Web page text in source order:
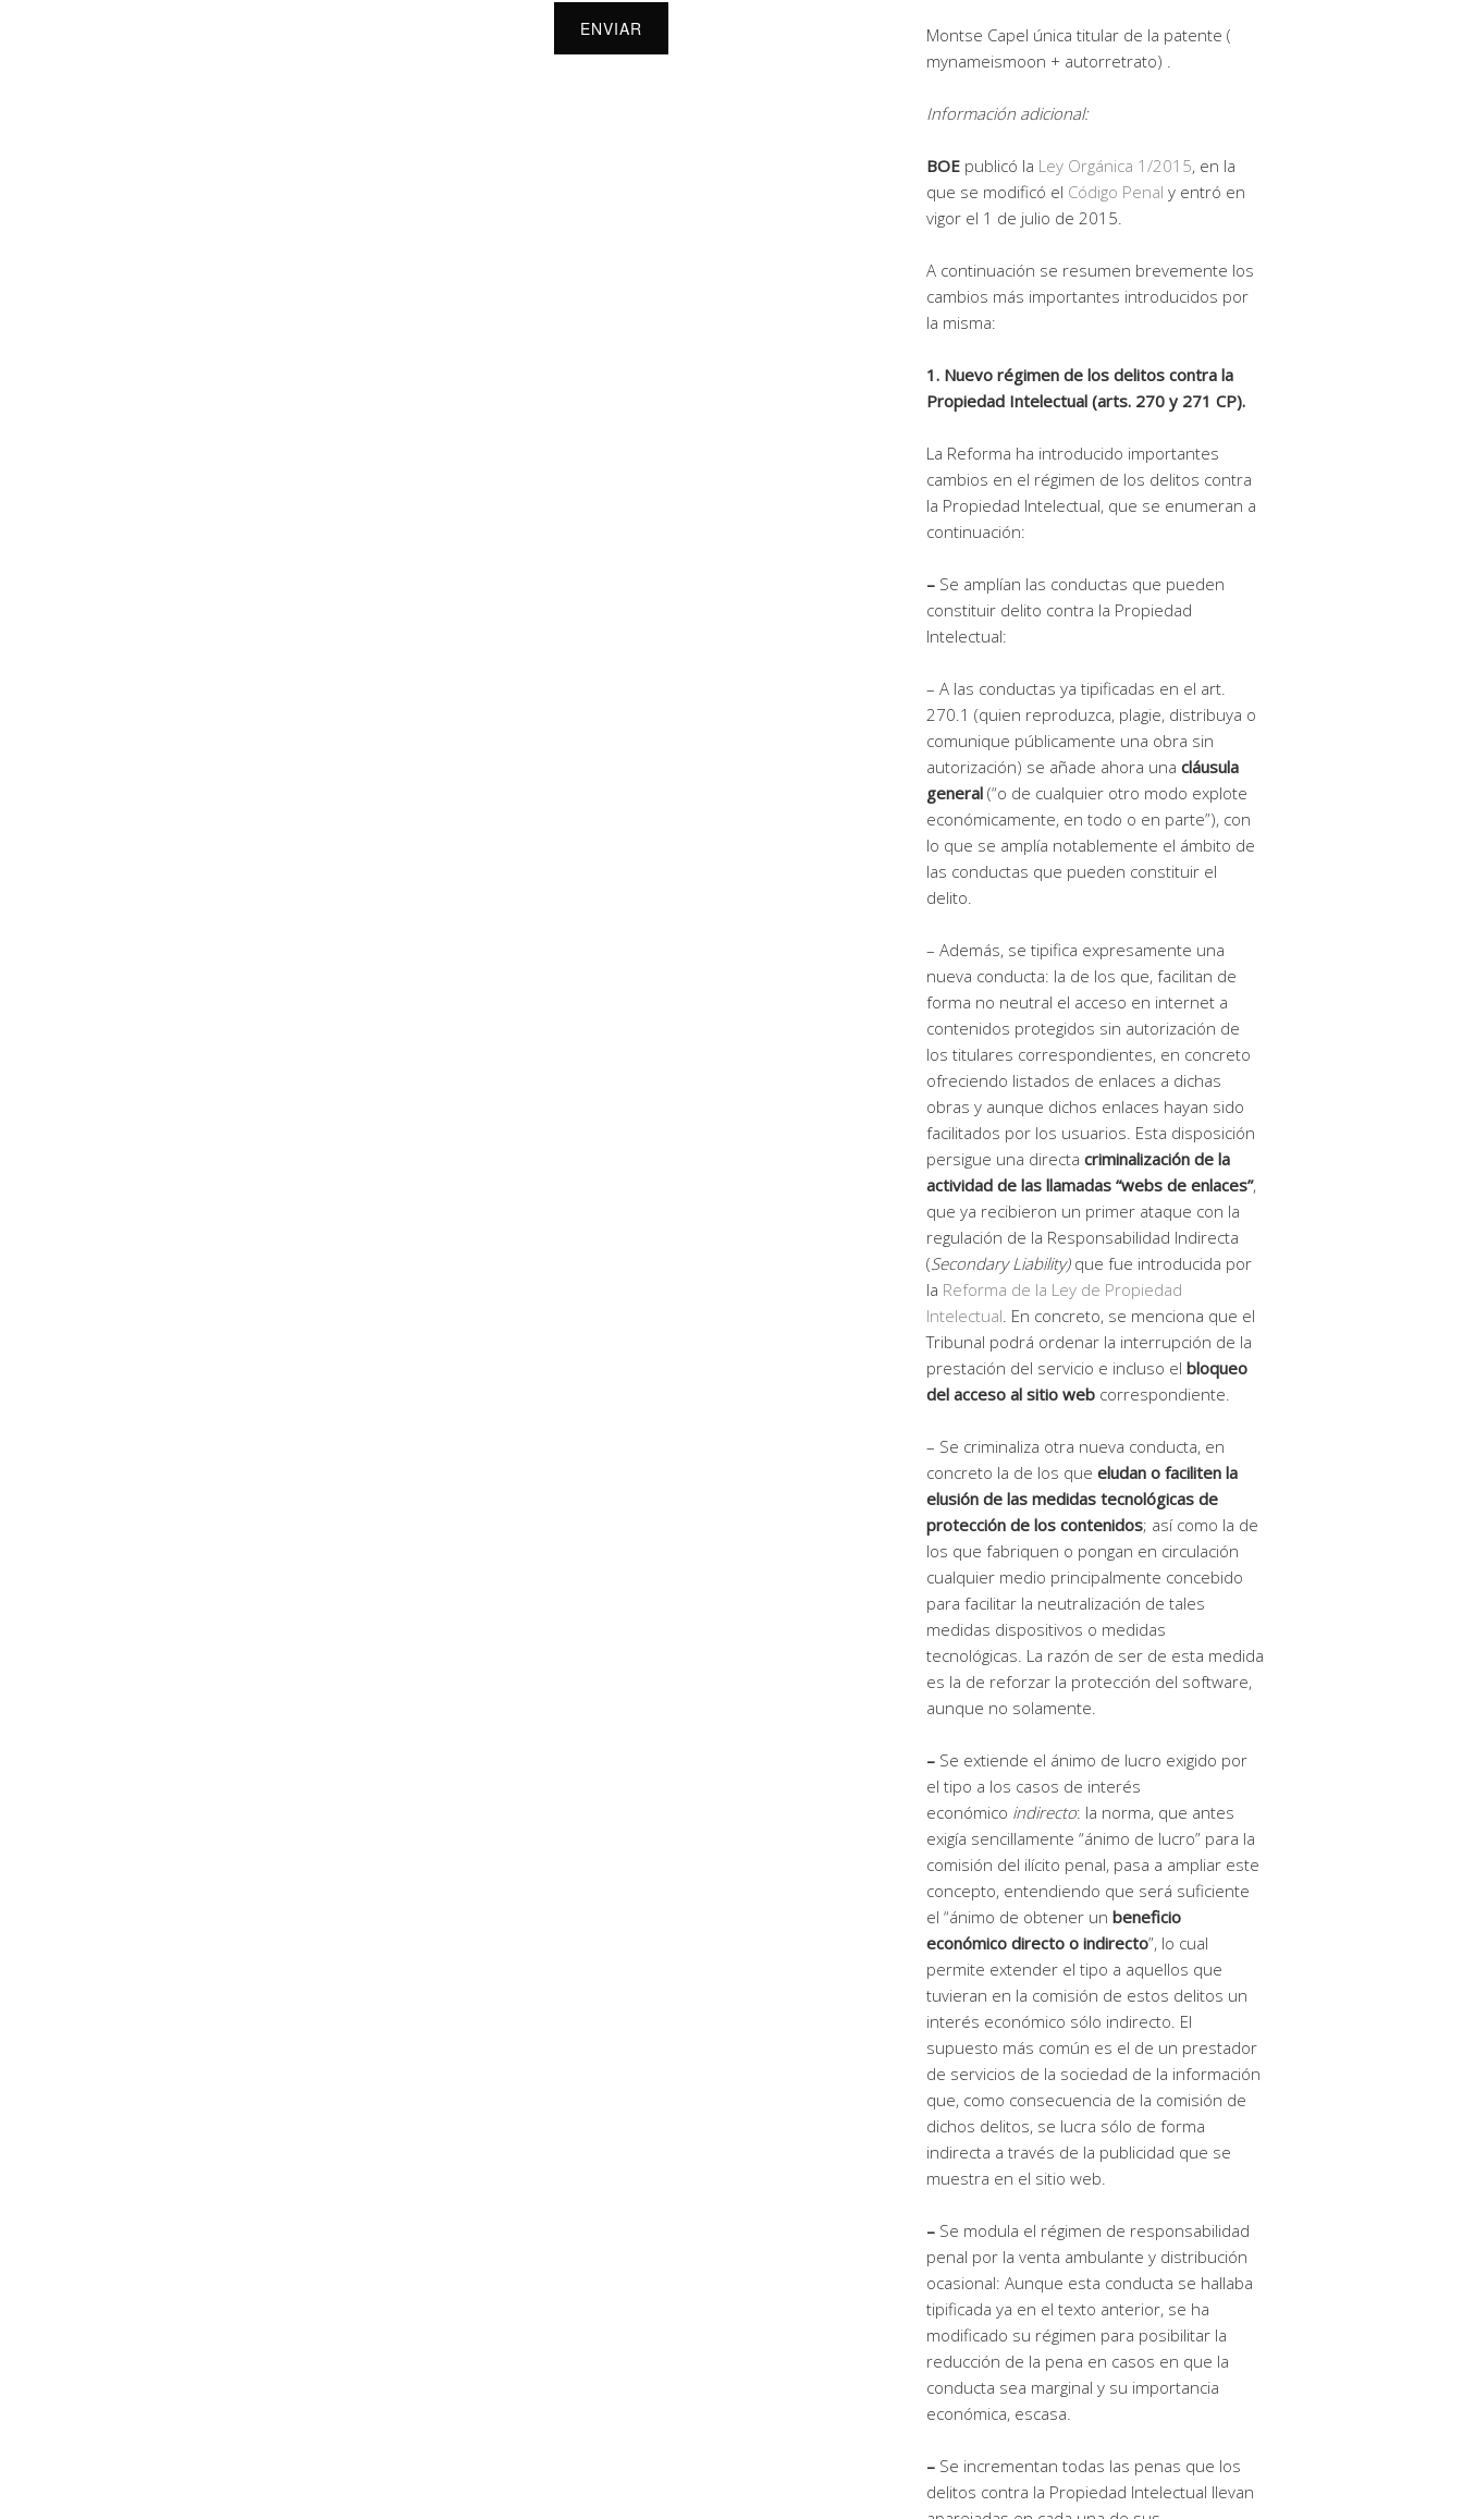
Montse Capel única titular de la patente (
mynameismoon + autorretrato) .
Información adicional:
BOE publicó la Ley Orgánica 1/2015, en la
que se modificó el Código Penal y entró en
vigor el 1 de julio de 2015.
A continuación se resumen brevemente los
cambios más importantes introducidos por
la misma:
1. Nuevo régimen de los delitos contra la
Propiedad Intelectual (arts. 270 y 271 CP).
La Reforma ha introducido importantes
cambios en el régimen de los delitos contra
la Propiedad Intelectual, que se enumeran a
continuación:
– Se amplían las conductas que pueden
constituir delito contra la Propiedad
Intelectual:
– A las conductas ya tipificadas en el art.
270.1 (quien reproduzca, plagie, distribuya o
comunique públicamente una obra sin
autorización) se añade ahora unacláusula
general (“o de cualquier otro modo explote
económicamente, en todo o en parte”), con
lo que se amplía notablemente el ámbito de
las conductas que pueden constituir el
delito.
– Además, se tipifica expresamente una
nueva conducta: la de los que, facilitan de
forma no neutral el acceso en internet a
contenidos protegidos sin autorización de
los titulares correspondientes, en concreto
ofreciendo listados de enlaces a dichas
obras y aunque dichos enlaces hayan sido
facilitados por los usuarios. Esta disposición
persigue una directacriminalización de la
actividad de las llamadas “webs de enlaces”,
que ya recibieron un primer ataque con la
regulación de la Responsabilidad Indirecta
(Secondary Liability) que fue introducida por
la Reforma de la Ley de Propiedad
Intelectual. En concreto, se menciona que el
Tribunal podrá ordenar la interrupción de la
prestación del servicio e incluso elbloqueo
del acceso al sitio web correspondiente.
– Se criminaliza otra nueva conducta, en
concreto la de los queeludan o faciliten la
elusión de las medidas tecnológicas de
protección de los contenidos; así como la de
los que fabriquen o pongan en circulación
cualquier medio principalmente concebido
para facilitar la neutralización de tales
medidas dispositivos o medidas
tecnológicas. La razón de ser de esta medida
es la de reforzar la protección del software,
aunque no solamente.
– Se extiende el ánimo de lucro exigido por
el tipo a los casos de interés
económico indirecto: la norma, que antes
exigía sencillamente “ánimo de lucro” para la
comisión del ilícito penal, pasa a ampliar este
concepto, entendiendo que será suficiente
el “ánimo de obtener un beneficio
económico directo o indirecto”, lo cual
permite extender el tipo a aquellos que
tuvieran en la comisión de estos delitos un
interés económico sólo indirecto. El
supuesto más común es el de un prestador
de servicios de la sociedad de la información
que, como consecuencia de la comisión de
dichos delitos, se lucra sólo de forma
indirecta a través de la publicidad que se
muestra en el sitio web.
– Se modula el régimen de responsabilidad
penal por la venta ambulante y distribución
ocasional: Aunque esta conducta se hallaba
tipificada ya en el texto anterior, se ha
modificado su régimen para posibilitar la
reducción de la pena en casos en que la
conducta sea marginal y su importancia
económica, escasa.
– Se incrementan todas las penas que los
delitos contra la Propiedad Intelectual llevan